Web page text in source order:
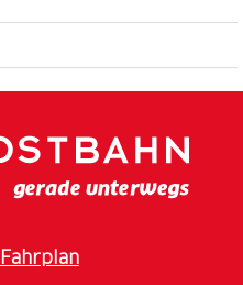
Vallemaggia, Valle
(1km) statt.
befindet sich auf
Fahrplan